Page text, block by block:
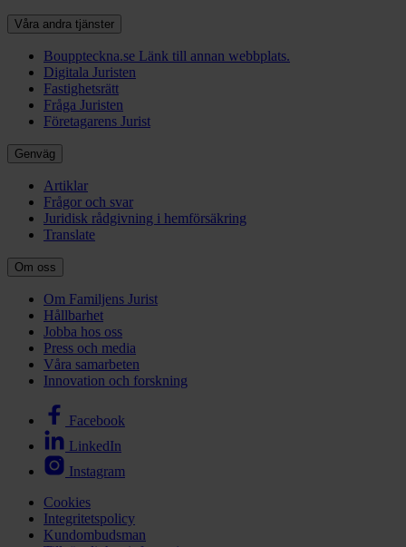
Våra andra tjänster
Bouppteckna.se Länk till annan webbplats.
Digitala Juristen
Fastighetsrätt
Fråga Juristen
Företagarens Jurist
Genväg
Artiklar
Frågor och svar
Juridisk rådgivning i hemförsäkring
Translate
Om oss
Om Familjens Jurist
Hållbarhet
Jobba hos oss
Press och media
Våra samarbeten
Innovation och forskning
Facebook
LinkedIn
Instagram
Cookies
Integritetspolicy
Kundombudsman